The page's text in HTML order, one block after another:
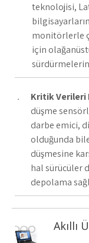
teknolojisi,
monitörlerle
için
Kritik Verileri
düşme
darbe emici,
olduğunda
düşmesine
hal sürücüler
depolama
Akıllı